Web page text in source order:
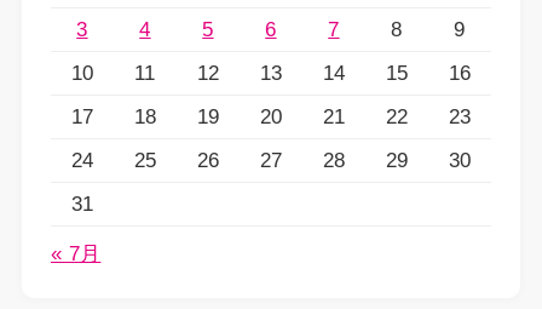
3
4 5 6 7 8
9
10
11 12 13 14 15
16
17
18 19 20 21 22
23
24
25 26 27 28 29
30
31
« 7月